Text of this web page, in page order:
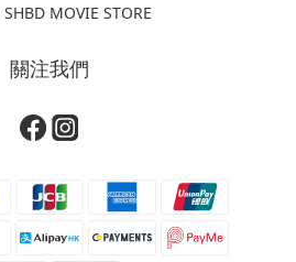
SHBD MOVIE STORE
關注我們